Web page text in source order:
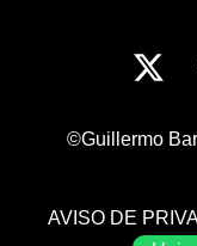
©Guillermo
AVISO DE